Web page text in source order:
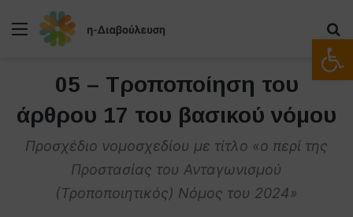
Μενού
05 – Τροποποίηση του
άρθρου 17 του βασικού νόμου
Προσχέδιο νομοσχεδίου με τίτλο «ο περί της
Προστασίας του Ανταγωνισμού
(Τροποποιητικός) Νόμος του 2024»